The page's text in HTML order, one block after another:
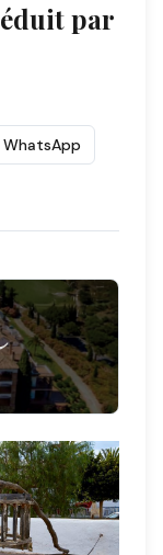
par
WhatsApp